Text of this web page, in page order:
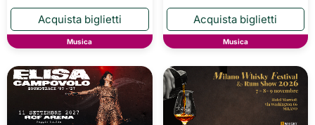
Musica Musica